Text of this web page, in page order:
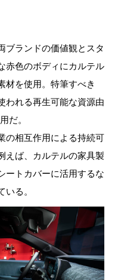
ブランドの価値観とスタ
赤色のボディにカルテル
材を使用。特筆すべき
われる再生可能な資源由
だ。
の相互作用による持続可
えば、カルテルの家具製
ートカバーに活用するな
る。